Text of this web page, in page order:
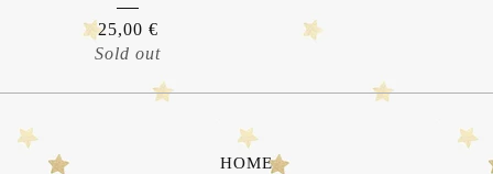
25,00 €
Sold out
HOME